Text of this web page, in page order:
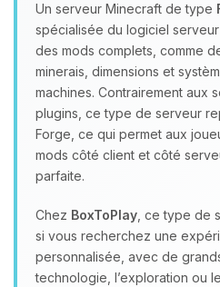
Un serveur Minecraft de type
spécialisée du logiciel
des mods complets, comme
minerais, dimensions et
machines. Contrairement aux
plugins, ce type de serveur
Forge, ce qui permet aux
mods côté client et côté
parfaite.
Chez BoxToPlay , ce type de
si vous recherchez une
personnalisée, avec de
technologie, l’exploration ou
Youpi, enfin
parler ! Moi c’est
assistant
tu as besoin et je
petits circuits pour
08/08/2026 à 04:23